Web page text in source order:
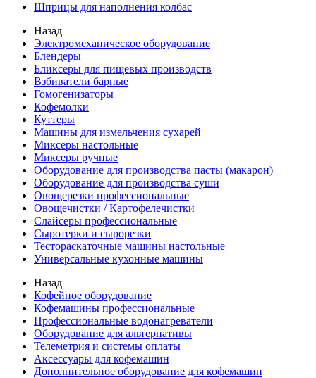
Шприцы для наполнения колбас
Назад
Электромеханическое оборудование
Блендеры
Бликсеры для пищевых производств
Взбиватели барные
Гомогенизаторы
Кофемолки
Куттеры
Машины для измельчения сухарей
Миксеры настольные
Миксеры ручные
Оборудование для производства пасты (макарон)
Оборудование для производства суши
Овощерезки профессиональные
Овощечистки / Картофелечистки
Слайсеры профессиональные
Сыротерки и сырорезки
Тестораскаточные машины настольные
Универсальные кухонные машины
Назад
Кофейное оборудование
Кофемашины профессиональные
Профессиональные водонагреватели
Оборудование для альтернативы
Телеметрия и системы оплаты
Аксессуары для кофемашин
Дополнительное оборудование для кофемашин